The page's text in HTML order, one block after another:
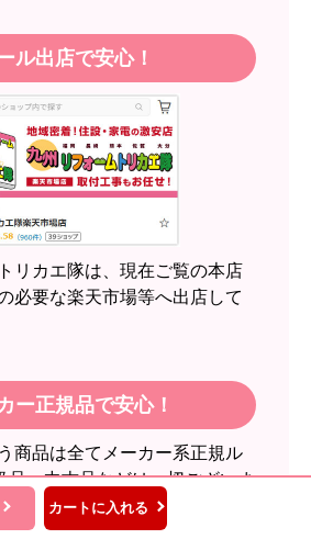
】エアコン・クーラー 【注
05月頃（モバイルから）
選んだ理由は？】
しっかりやってくれそうだった
らいで届きましたか？】
メント】
日 23:50
ズに注文できましたか？
や対応は適切でしたか？
ル出店で安心！
リカエ隊は、現在ご覧の本店
必要な楽天市場等へ出店して
ー正規品で安心！
商品は全てメーカー系正規ル
品、中古品などは一切ございま
買い求め下さい。
ては、有料の長期延長保証も
カートに入れる